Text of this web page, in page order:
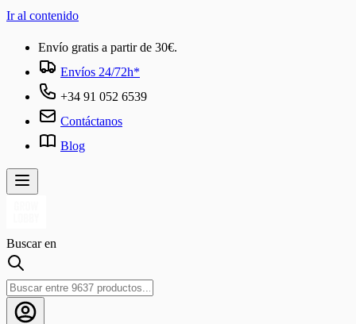
Ir al contenido
Envío gratis a partir de 30€.
Envíos 24/72h*
+34 91 052 6539
Contáctanos
Blog
Buscar en